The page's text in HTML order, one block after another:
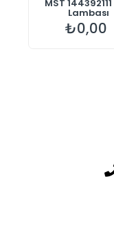
MST
Lambası
₺0,00